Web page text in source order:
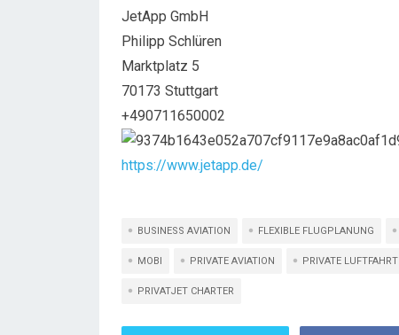
JetApp GmbH
Philipp Schlüren
Marktplatz 5
70173 Stuttgart
+490711650002
https://www.jetapp.de/
BUSINESS AVIATION FLEXIBLE FLUGPLANUNG
MOBI PRIVATE AVIATION PRIVATE LUFTFAHRT
PRIVATJET CHARTER